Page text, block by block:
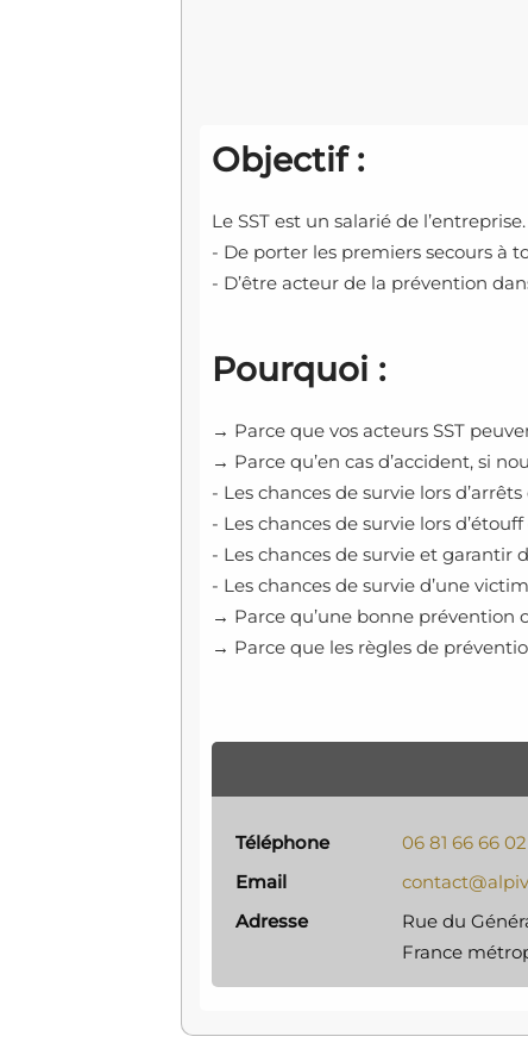
Objectif :
Le SST est un salarié de
- De porter les premiers secours à
- D’être acteur de la prévention
Pourquoi :
→ Parce que vos acteurs SST
→ Parce qu’en cas d’accident, si
- Les chances de survie lors
- Les chances de survie lors
- Les chances de survie et garantir
- Les chances de survie d’une
→ Parce qu’une bonne prévention
→ Parce que les règles de
Téléphone
06 81 66 66 02
Email
Adresse
Rue du
France